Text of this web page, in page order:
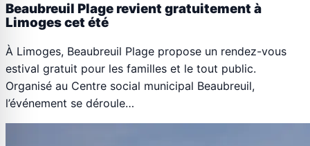
Beaubreuil Plage revient gratuitement à
Limoges cet été
À Limoges, Beaubreuil Plage propose un rendez-vous
estival gratuit pour les familles et le tout public.
Organisé au Centre social municipal Beaubreuil,
l’événement se déroule…